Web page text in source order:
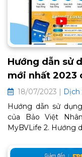
Hướng dẫn sử
mới nhất 2023
18/07/2023 | Dịch
Hướng dẫn sử
của Bảo Việt
MyBVLife 2. Hướng